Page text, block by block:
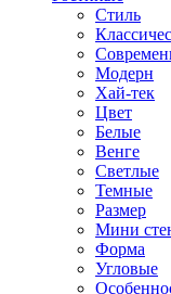
Стиль
Модерн
Хай-тек
Цвет
Белые
Венге
Светлые
Темные
Размер
Мини
Форма
Угловые